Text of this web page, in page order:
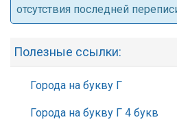
отсутствия последней
Полезные ссылки:
Города на букву Г
Города на букву Г 4 букв